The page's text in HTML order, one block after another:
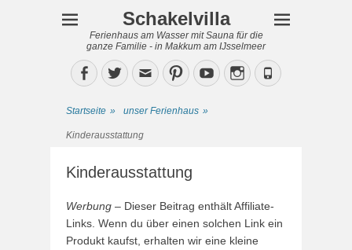
Schakelvilla
Ferienhaus am Wasser mit Sauna für die
ganze Familie - in Makkum am IJsselmeer
Facebook
TwitterEmailPinterestYouTubeInstagram
Phone
Startseite » unser Ferienhaus »
Kinderausstattung
Kinderausstattung
Werbung – Dieser Beitrag enthält Affiliate-
Links. Wenn du über einen solchen Link ein
Produkt kaufst, erhalten wir eine kleine